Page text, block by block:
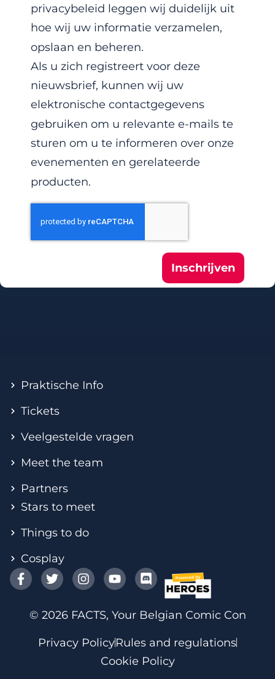
privacybeleid leggen wij duidelijk uit
hoe wij uw informatie verzamelen,
opslaan en beheren.
Als u zich registreert voor deze
nieuwsbrief, kunnen wij uw
elektronische contactgegevens
gebruiken om u relevante e-mails te
sturen om u te informeren over onze
evenementen en gerelateerde
producten.
Inschrijven
Praktische Info
Tickets
Veelgestelde vragen
Meet the team
Partners
Stars to meet
Things to do
Cosplay
© 2026 FACTS, Your Belgian Comic Con
Privacy PolicyRules and regulations
Cookie Policy